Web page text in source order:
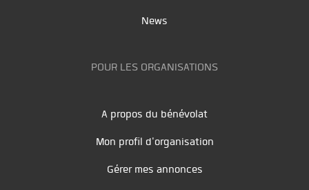
News
POUR LES ORGANISATIONS
A propos du bénévolat
Mon profil d'organisation
Gérer mes annonces